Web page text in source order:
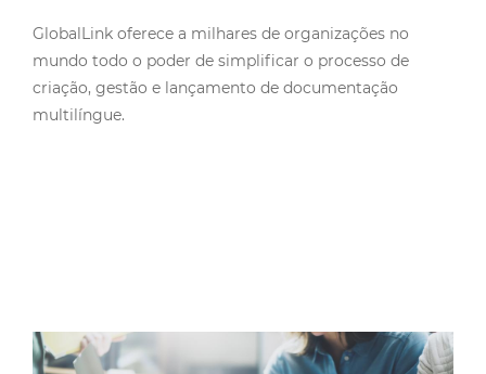
GlobalLink oferece a milhares de organizações no
mundo todo o poder de simplificar o processo de
criação, gestão e lançamento de documentação
multilíngue.